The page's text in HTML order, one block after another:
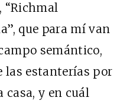
“Richmal
que para mí van
semántico,
las estanterías por
casa, y en cuál